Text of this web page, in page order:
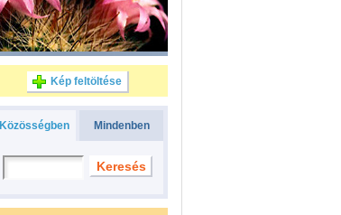
Kép feltöltése
Közösségben Mindenben